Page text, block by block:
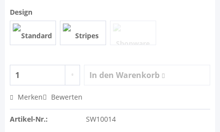
Design
In den Warenkorb
Merken Bewerten
Artikel-Nr.: SW10014